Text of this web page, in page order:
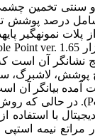
سنتی تخمین
درصد پوشش
نمونه­گیر
ver. 1.65
Point
نشانگر آن است
پوشش، لاشبرگ،
بدست آمده بیانگر
). در حالی که
با استفاده
نیمه استپی